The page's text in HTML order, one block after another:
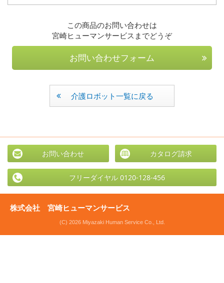
この商品のお問い合わせは
宮崎ヒューマンサービスまでどうぞ
お問い合わせフォーム
介護ロボット一覧に戻る
お問い合わせ カタログ請求
フリーダイヤル 0120-128-456
株式会社 宮崎ヒューマンサービス
(C) 2026 Miyazaki Human Service Co., Ltd.